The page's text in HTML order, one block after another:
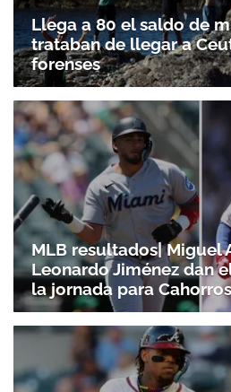
Llega a 80 el saldo de
trataban de llegar a
forenses
MLB resultados| Miguel
Leonardo Jiménez dan
la jornada para